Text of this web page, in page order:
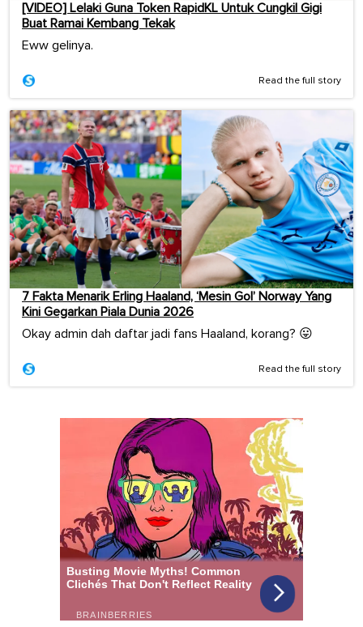
[VIDEO] Lelaki Guna Token RapidKL Untuk Cungkil Gigi
Buat Ramai Kembang Tekak
Eww gelinya.
Read the full story
7 Fakta Menarik Erling Haaland, ‘Mesin Gol’ Norway Yang
Kini Gegarkan Piala Dunia 2026
Okay admin dah daftar jadi fans Haaland, korang? 😛
Read the full story